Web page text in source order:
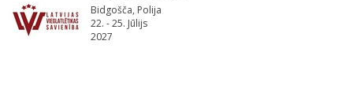
Bidgošča, Polija
22. - 25. Jūlijs
2027